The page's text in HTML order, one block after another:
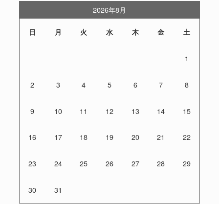
2026年8月
日 月 火 水 木 金 土
1
2 3 4 5 6 7 8
9 10 11 12 13 14 15
16 17 18 19 20 21 22
23 24 25 26 27 28 29
30 31